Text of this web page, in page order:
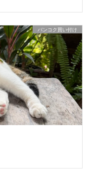
バンコク買い付け